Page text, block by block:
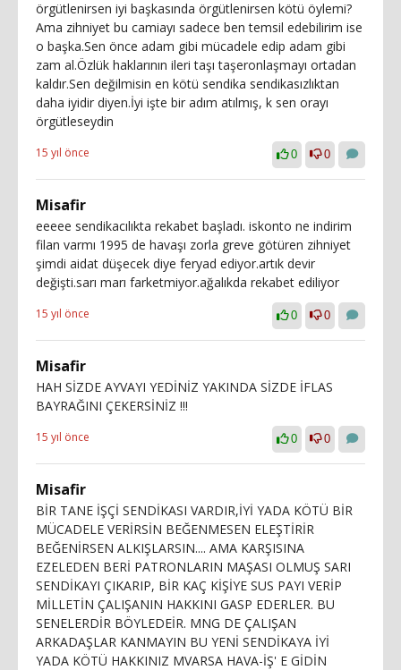
örgütlenirsen iyi başkasında örgütlenirsen kötü öylemi?
Ama zihniyet bu camiayı sadece ben temsil edebilirim ise
o başka.Sen önce adam gibi mücadele edip adam gibi
zam al.Özlük haklarının ileri taşı taşeronlaşmayı ortadan
kaldır.Sen değilmisin en kötü sendika sendikasızlıktan
daha iyidir diyen.İyi işte bir adım atılmış, k sen orayı
örgütleseydin
15 yıl önce 0 0
Misafir
eeeee sendikacılıkta rekabet başladı. iskonto ne indirim
filan varmı 1995 de havaşı zorla greve götüren zihniyet
şimdi aidat düşecek diye feryad ediyor.artık devir
değişti.sarı marı farketmiyor.ağalıkda rekabet ediliyor
15 yıl önce 0 0
Misafir
HAH SİZDE AYVAYI YEDİNİZ YAKINDA SİZDE İFLAS
BAYRAĞINI ÇEKERSİNİZ !!!
15 yıl önce 0 0
Misafir
BİR TANE İŞÇİ SENDİKASI VARDIR,İYİ YADA KÖTÜ BİR
MÜCADELE VERİRSİN BEĞENMESEN ELEŞTİRİR
BEĞENİRSEN ALKIŞLARSIN.... AMA KARŞISINA
EZELEDEN BERİ PATRONLARIN MAŞASI OLMUŞ SARI
SENDİKAYI ÇIKARIP, BİR KAÇ KİŞİYE SUS PAYI VERİP
MİLLETİN ÇALIŞANIN HAKKINI GASP EDERLER. BU
SENELERDİR BÖYLEDEİR. MNG DE ÇALIŞAN
ARKADAŞLAR KANMAYIN BU YENİ SENDİKAYA İYİ
YADA KÖTÜ HAKKINIZ MVARSA HAVA-İŞ' E GİDİN